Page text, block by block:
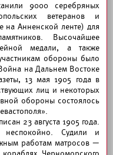
9000 серебряных
ветеранов и
на Анненской ленте) для
Высочайшее
медали, а также
обороны было
на Дальнем Востоке
13 мая 1905 года в
лиц и некоторых
обороны состоялось
23 августа 1905 года.
Судили и
работам матросов —